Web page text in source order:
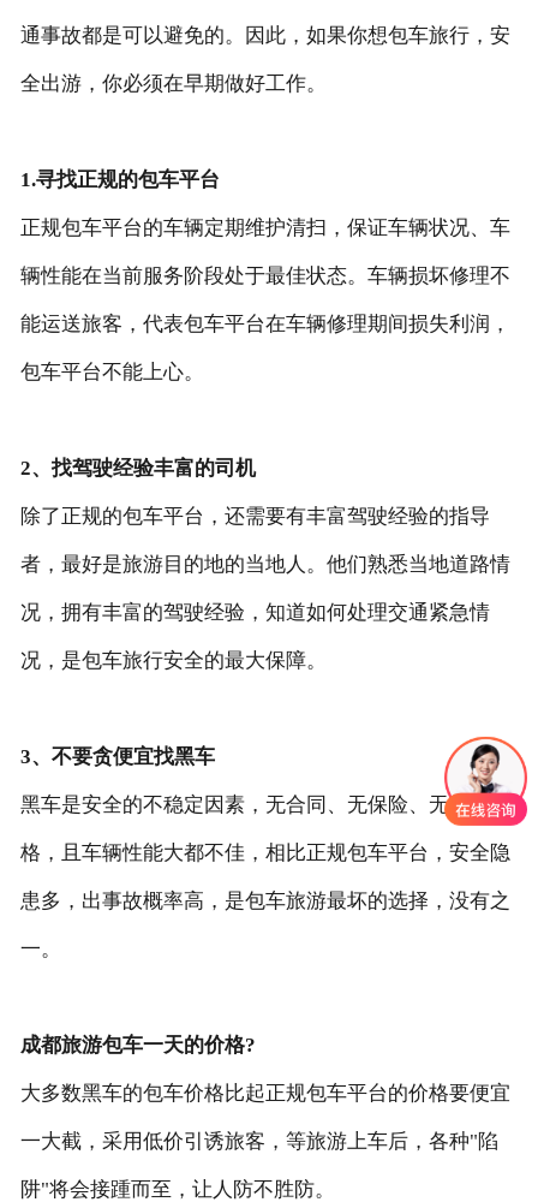
通事故都是可以避免的。因此，如果你想包车旅行，安
全出游，你必须在早期做好工作。
1.寻找正规的包车平台
正规包车平台的车辆定期维护清扫，保证车辆状况、车
辆性能在当前服务阶段处于最佳状态。车辆损坏修理不
能运送旅客，代表包车平台在车辆修理期间损失利润，
包车平台不能上心。
2、找驾驶经验丰富的司机
除了正规的包车平台，还需要有丰富驾驶经验的指导
者，最好是旅游目的地的当地人。他们熟悉当地道路情
况，拥有丰富的驾驶经验，知道如何处理交通紧急情
况，是包车旅行安全的最大保障。
3、不要贪便宜找黑车
黑车是安全的不稳定因素，无合同、无保险、无营运资
格，且车辆性能大都不佳，相比正规包车平台，安全隐
患多，出事故概率高，是包车旅游最坏的选择，没有之
一。
成都旅游包车一天的价格?
大多数黑车的包车价格比起正规包车平台的价格要便宜
一大截，采用低价引诱旅客，等旅游上车后，各种"陷
阱"将会接踵而至，让人防不胜防。